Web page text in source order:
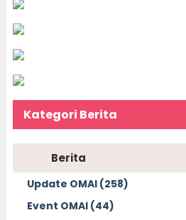
Kategori Berita
Berita
Update OMAI (258)
Event OMAI (44)